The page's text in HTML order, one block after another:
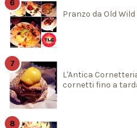
Pranzo da Old
L'Antica
cornetti fino a